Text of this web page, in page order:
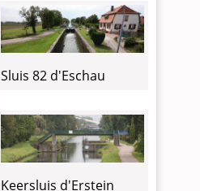
Sluis 82 d'Eschau
Keersluis d'Erstein